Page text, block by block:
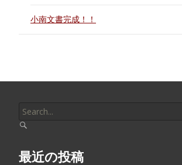
小南文書完成！！
for:
最近の投稿